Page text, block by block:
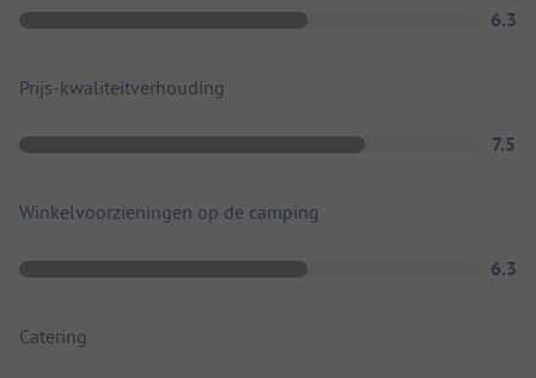
6.3
Prijs-kwaliteitverhouding
7.5
Winkelvoorzieningen op de camping
6.3
Catering